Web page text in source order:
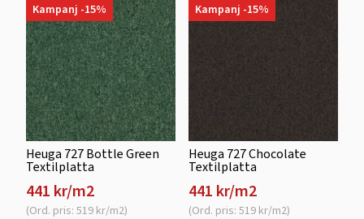
Kampanj -15%
Heuga 727 Bottle Green
Textilplatta
441 kr/m2
(Ord. pris: 519 kr/m2)
Kampanj -15%
Heuga 727 Chocolate
Textilplatta
441 kr/m2
(Ord. pris: 519 kr/m2)